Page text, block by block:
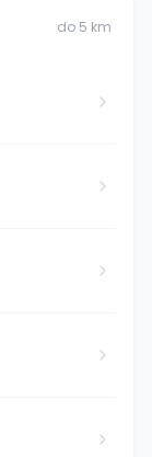
do 5 km